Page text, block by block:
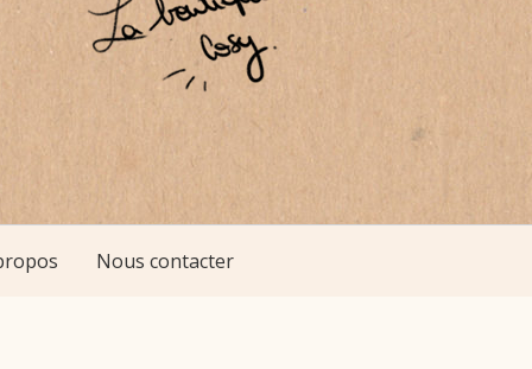
Nous contacter